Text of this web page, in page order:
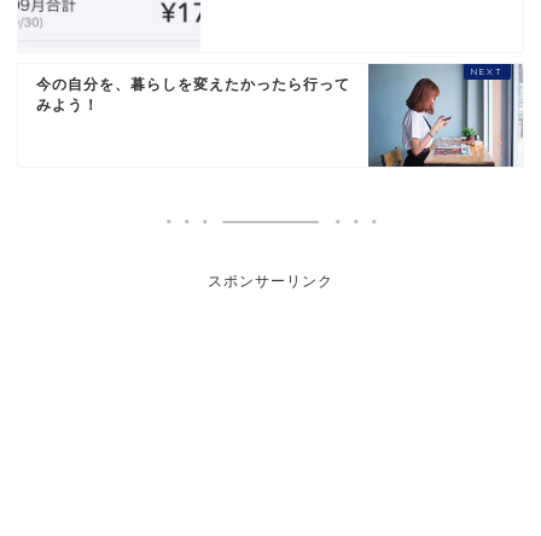
今の自分を、暮らしを変えたかったら行って
みよう！
スポンサーリンク